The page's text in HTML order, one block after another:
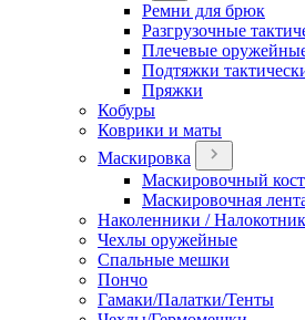
Ремни для брюк
Разгрузочные
Плечевые
Подтяжки
Пряжки
Кобуры
Коврики и маты
Маскировка
Маскировочный
Маскировочная
Наколенники /
Чехлы оружейные
Спальные мешки
Пончо
Гамаки/Палатки/Тенты